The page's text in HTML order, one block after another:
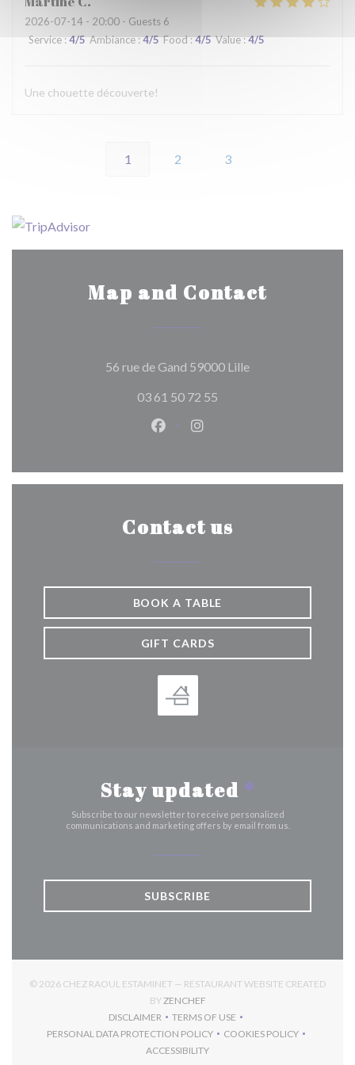
2026-07-14 - 20:00 - Guests 6
Service:4/5 Ambiance:4/5 Food:4/5 Value:4/5
Une chouette découverte!
1 2 3
Map and Contact
56 rue de Gand 59000 Lille((opens in a new
03 61 50 72 55
Facebook ((opens in a new
Instagram ((opens in a
Contact us
BOOK A TABLE
GIFT CARDS
Stay updated *
Subscribe to our newsletter to receive personalized
communications and marketing offers by email from us.
SUBSCRIBE
© 2026 CHEZ RAOUL ESTAMINET — RESTAURANT WEBSITE CREATED
BY ZENCHEF((OPENS IN A NEW WINDOW))
DISCLAIMER
((OPENS IN A NEW WINDOW))
TERMS OF USE
((OPENS IN A NEW WINDOW))
PERSONAL DATA PROTECTION POLICY
((OPENS IN A NEW WINDOW))
COOKIES POLICY
((OPENS IN A NEW
ACCESSIBILITY
((OPENS IN A NEW WINDOW))